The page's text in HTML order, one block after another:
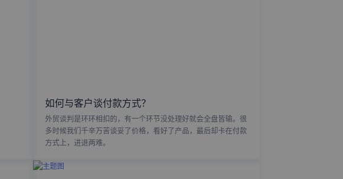
如何与客户谈付款方式？
外贸谈判是环环相扣的，有一个环节没处理好就会全盘皆输。很
多时候我们千辛万苦谈妥了价格，看好了产品，最后却卡在付款
方式上，进退两难。